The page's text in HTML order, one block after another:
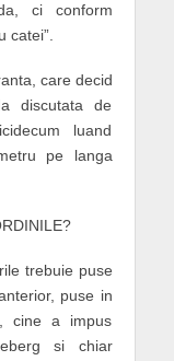
ci conform
catei”.
care decid
discutata de
luand
pe langa
trebuie puse
puse in
cine a impus
si chiar